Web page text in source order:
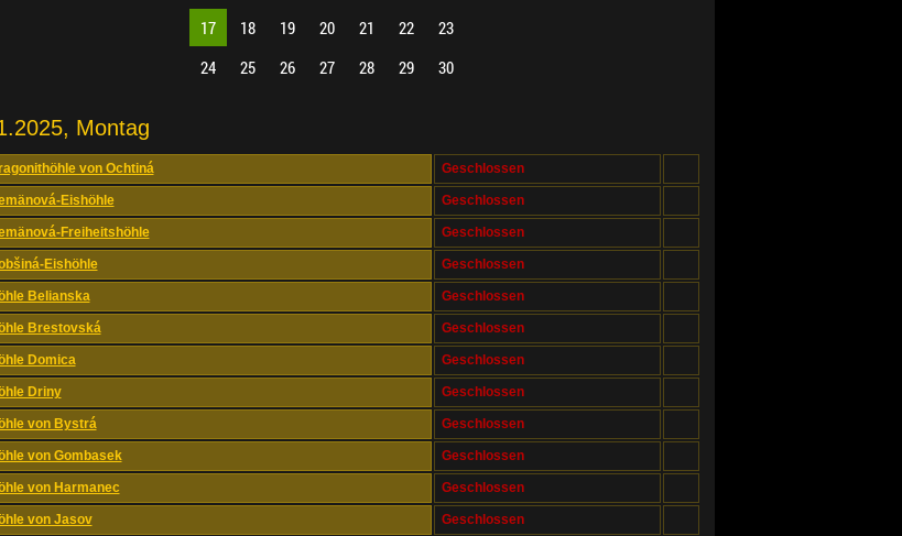
17
18 19 20 21 22
23
24
25 26 27 28 29 30
Montag
von Ochtiná Geschlossen
Eishöhle Geschlossen
Freiheitshöhle Geschlossen
Eishöhle Geschlossen
Belianska Geschlossen
Brestovská Geschlossen
Domica Geschlossen
Driny Geschlossen
von Bystrá Geschlossen
von Gombasek Geschlossen
von Harmanec Geschlossen
von Jasov Geschlossen